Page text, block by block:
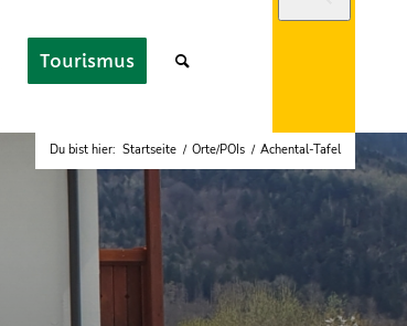
Tourismus
Du bist hier: Startseite / Orte/POIs / Achental-Tafel